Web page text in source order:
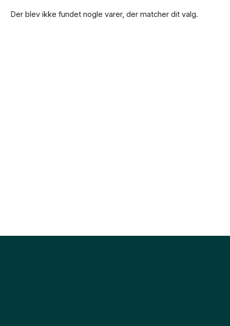
Der blev ikke fundet nogle varer, der matcher dit valg.